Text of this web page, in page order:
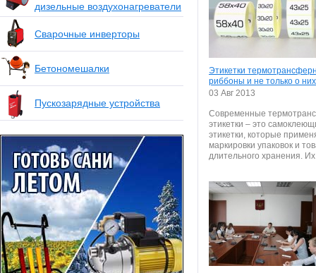
дизельные воздухонагреватели
Сварочные инверторы
Бетономешалки
Пускозарядные устройства
Этикетки
риббоны и не только о них
03 Авг 2013
Современные
этикетки – это
этикетки, которые
маркировки упаковок и
длительного хранения.